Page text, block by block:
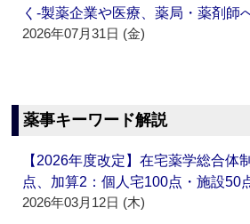
く‐製薬企業や医療、薬局・薬剤師
2026年07月31日 (金)
薬事キーワード解説
【2026年度改定】在宅薬学総合体
点、加算2：個人宅100点・施設50
2026年03月12日 (木)